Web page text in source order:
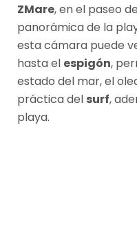
ZMare, en el paseo
panorámica de la
esta cámara puede
hasta el espigón,
estado del mar, el
práctica del surf,
playa.